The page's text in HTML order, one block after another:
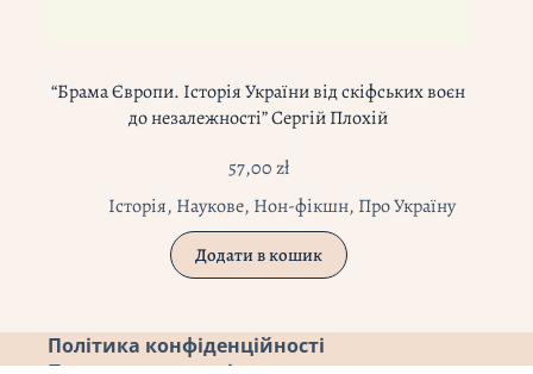
“Брама Європи. Історія України від скіфських воєн
до незалежності” Сергій Плохій
57,00zł
Історія, Наукове, Нон-фікшн, Про Україну
Додати в кошик
Політика конфіденційності